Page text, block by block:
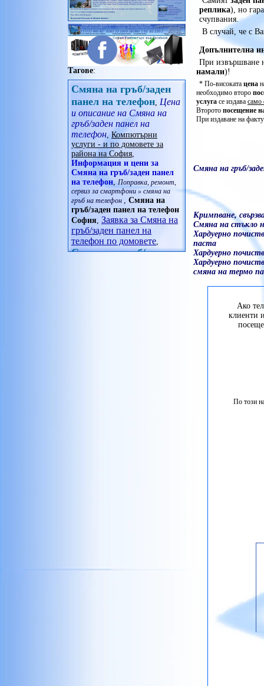
Seasonic
SHARKOON
Shuttle
Spire
Super Flower
SUPERMICRO
Thermalright
Thermaltake
Trendsonic
XIGMATEK
Xilence
XPG
Zalman
Zebra
или изберете
захранвания втора употреба
офис принадлежности
очила
принадлежности
радиостанции
рамка за снимка
сплитери
телескоп
уреди за дома
фитнес гривни
часовници
Тагове:
Смяна на гръб/заден
панел на телефон, Цена
и описание на Смяна на
гръб/заден панел на
телефон, Компютърни
услуги - и по домовете за
района на София,
Информация и цени за
Смяна на гръб/заден панел
на телефон,Поправка, ремонт,
сервиз за смартфони » смяна на
гръб на телефон , Смяна на
гръб/заден панел на телефон
София, Заявка за Смяна на
гръб/заден панел на
телефон по домовете,
Смяна на гръб/заден
реплика), но
счупвания.
В случай, че с
Допълнителна
При извършване
намали)!
* По-високата цена
необходимо второ
услуга се издава само
Второто посещение
При издаване на
Смяна на гръб/
Кримпване,
Смяна на стъкло
Хардуерно
паста
Хардуерно
Хардуерно
смяна на термо
Ако
клиенти
По този